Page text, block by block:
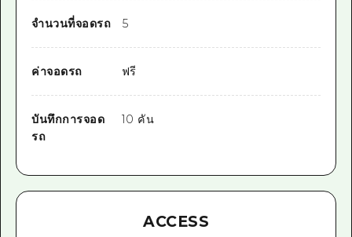
จำนวนที่จอดรถ 5
ค่าจอดรถ ฟรี
บันทึกการจอด
รถ
10 คัน
ACCESS